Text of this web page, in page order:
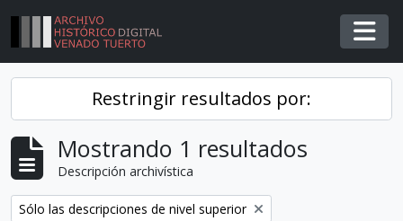
Skip to main content
Restringir resultados por:
Mostrando 1 resultados
Descripción archivística
Remover filtro
Sólo las descripciones de nivel superior